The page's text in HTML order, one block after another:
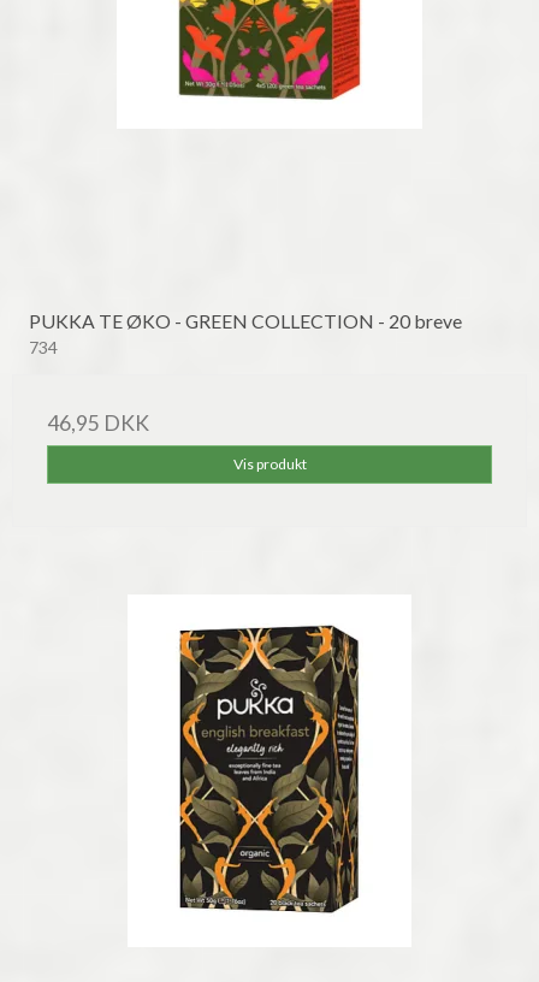
PUKKA TE ØKO - GREEN COLLECTION - 20 breve
734
46,95 DKK
Vis produkt